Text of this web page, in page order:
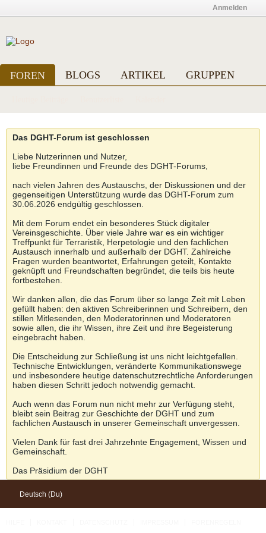
Anmelden
FOREN BLOGS ARTIKEL GRUPPEN
Das DGHT-Forum ist geschlossen
Liebe Nutzerinnen und Nutzer,
liebe Freundinnen und Freunde des DGHT-Forums,
nach vielen Jahren des Austauschs, der Diskussionen und der
gegenseitigen Unterstützung wurde das DGHT-Forum zum
30.06.2026 endgültig geschlossen.
Mit dem Forum endet ein besonderes Stück digitaler
Vereinsgeschichte. Über viele Jahre war es ein wichtiger
Treffpunkt für Terraristik, Herpetologie und den fachlichen
Austausch innerhalb und außerhalb der DGHT. Zahlreiche
Fragen wurden beantwortet, Erfahrungen geteilt, Kontakte
geknüpft und Freundschaften begründet, die teils bis heute
fortbestehen.
Wir danken allen, die das Forum über so lange Zeit mit Leben
gefüllt haben: den aktiven Schreiberinnen und Schreibern, den
stillen Mitlesenden, den Moderatorinnen und Moderatoren
sowie allen, die ihr Wissen, ihre Zeit und ihre Begeisterung
eingebracht haben.
Die Entscheidung zur Schließung ist uns nicht leichtgefallen.
Technische Entwicklungen, veränderte Kommunikationswege
und insbesondere heutige datenschutzrechtliche Anforderungen
haben diesen Schritt jedoch notwendig gemacht.
Auch wenn das Forum nun nicht mehr zur Verfügung steht,
bleibt sein Beitrag zur Geschichte der DGHT und zum
fachlichen Austausch in unserer Gemeinschaft unvergessen.
Vielen Dank für fast drei Jahrzehnte Engagement, Wissen und
Gemeinschaft.
Das Präsidium der DGHT
Deutsch (Du)